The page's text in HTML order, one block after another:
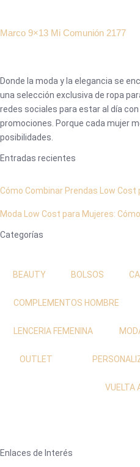
Marco 9×13 Mi Comunión 2177
Donde la moda y la elegancia se
una selección exclusiva de ropa
redes sociales para estar al día
promociones. Porque cada mujer
posibilidades.
Entradas recientes
Cómo Combinar Prendas Low Cost
Moda Low Cost para Mujeres:
Categorías
BEAUTY BOLSOS
COMPLEMENTOS HOMBRE
LENCERIA FEMENINA
OUTLET
VUELTA
Enlaces de Interés